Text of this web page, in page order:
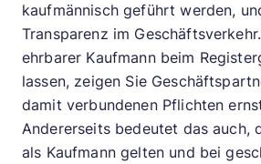
kaufmännisch geführt werden,
Transparenz im
ehrbarer Kaufmann beim
lassen, zeigen Sie
damit verbundenen Pflichten
Andererseits bedeutet das auch,
als Kaufmann gelten und bei